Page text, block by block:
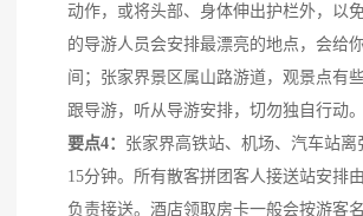
动作，或将头部、身体伸出护栏外，以
的导游人员会安排最漂亮的地点，会给
间；张家界景区属山路游道，观景点有
跟导游，听从导游安排，切勿独自行动。
要点4： 张家界高铁站、机场、汽车站离
15分钟。所有散客拼团客人接送站安排
负责接送。酒店领取房卡一般会按游客